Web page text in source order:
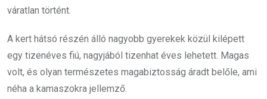
váratlan történt.
A kert hátsó részén álló nagyobb gyerekek közül kilépett
egy tizenéves fiú, nagyjából tizenhat éves lehetett. Magas
volt, és olyan természetes magabiztosság áradt belőle, ami
néha a kamaszokra jellemző.